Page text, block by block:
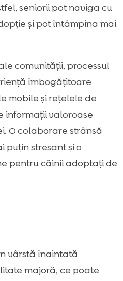
seniorii pot naviga cu
și pot întâmpina mai
comunității, processul
îmbogățitoare
mobile și rețelele de
informații valoroase
O colaborare strânsă
puțin stresant și o
pentru câinii adoptați de
vârstă înaintată
majoră, ce poate